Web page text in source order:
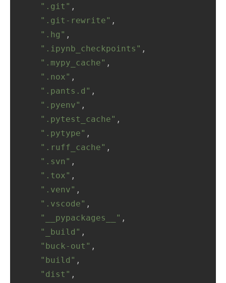
".git" ,
".git-rewrite" ,
".hg" ,
".ipynb_checkpoints" ,
".mypy_cache" ,
".nox" ,
".pants.d" ,
".pyenv" ,
".pytest_cache" ,
".pytype" ,
".ruff_cache" ,
".svn" ,
".tox" ,
".venv" ,
".vscode" ,
"__pypackages__" ,
"_build" ,
"buck-out" ,
"build" ,
"dist" ,